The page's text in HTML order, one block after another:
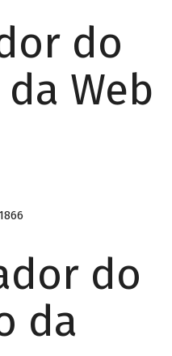
do
Web
do
da